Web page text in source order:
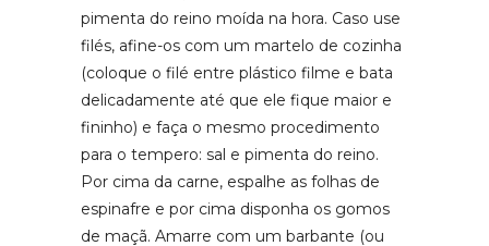
pimenta do reino moída na hora. Caso use
filés, afine-os com um martelo de cozinha
(coloque o filé entre plástico filme e bata
delicadamente até que ele fique maior e
fininho) e faça o mesmo procedimento
para o tempero: sal e pimenta do reino.
Por cima da carne, espalhe as folhas de
espinafre e por cima disponha os gomos
de maçã. Amarre com um barbante (ou